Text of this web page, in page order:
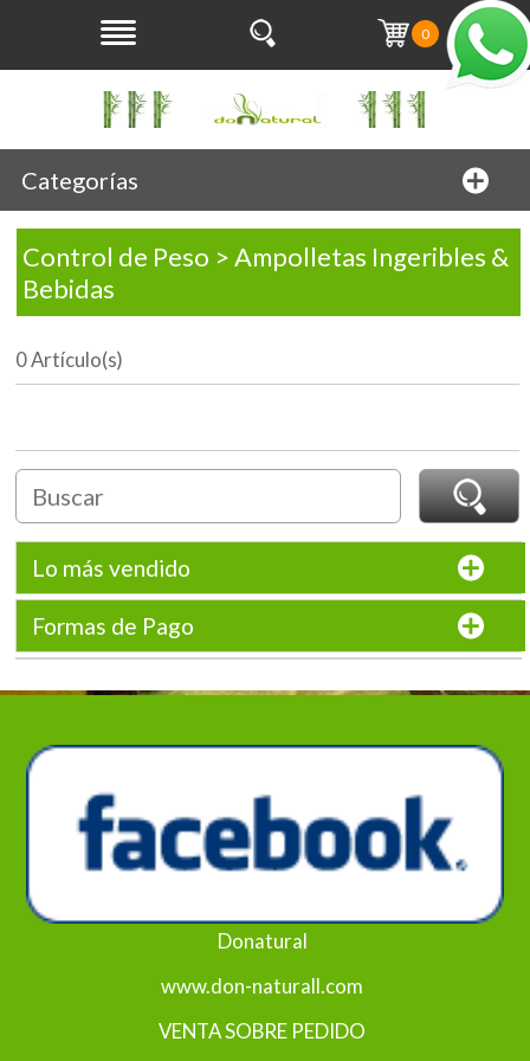
0
Categorías
Control de Peso > Ampolletas Ingeribles &
Bebidas
0 Artículo(s)
Lo más vendido
Formas de Pago
Donatural
www.don-naturall.com
VENTA SOBRE PEDIDO